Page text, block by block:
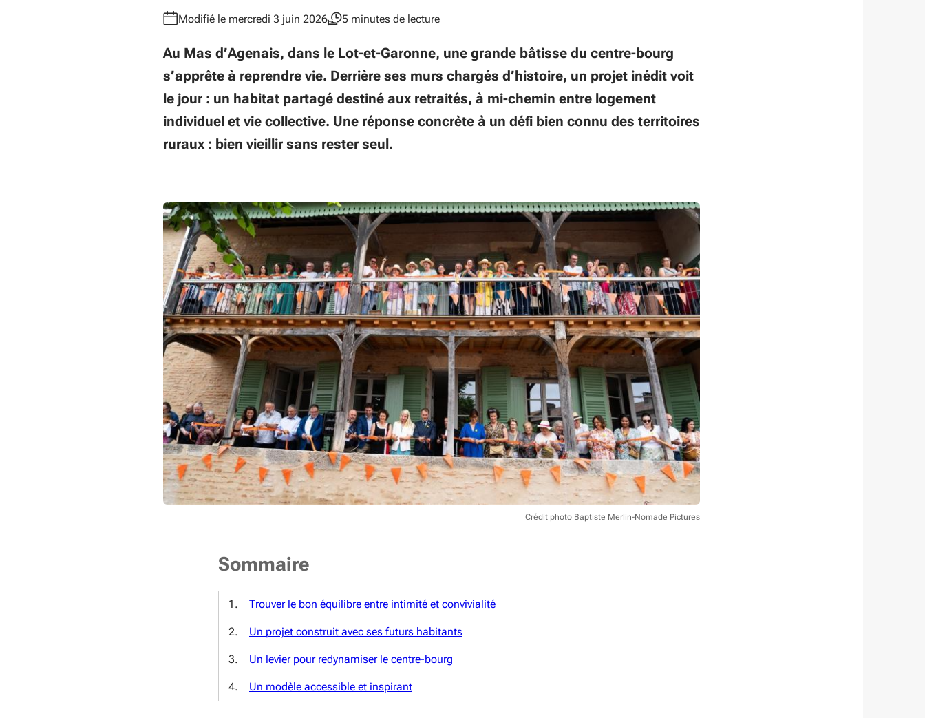
Modifié le mercredi 3 juin 2026 5 minutes de lecture
Au Mas d’Agenais, dans le Lot-et-Garonne, une grande bâtisse du centre-bourg
s’apprête à reprendre vie. Derrière ses murs chargés d’histoire, un projet inédit voit
le jour : un habitat partagé destiné aux retraités, à mi-chemin entre logement
individuel et vie collective. Une réponse concrète à un défi bien connu des territoires
ruraux : bien vieillir sans rester seul.
Crédit photo Baptiste Merlin-Nomade Pictures
Sommaire
Trouver le bon équilibre entre intimité et convivialité
Un projet construit avec ses futurs habitants
Un levier pour redynamiser le centre-bourg
Un modèle accessible et inspirant